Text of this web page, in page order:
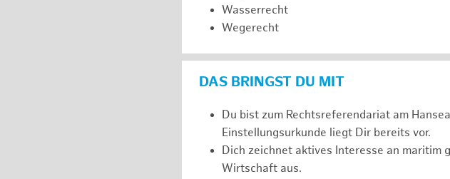
Wasserrecht
Wegerecht
DAS BRINGST DU MIT
Du bist zum Rechtsreferendariat am
Einstellungsurkunde liegt Dir bereits vor.
Dich zeichnet aktives Interesse an maritim
Wirtschaft aus.